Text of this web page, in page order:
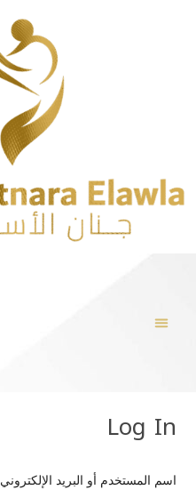
Log In
اسم المستخدم أو البريد الإلكتروني